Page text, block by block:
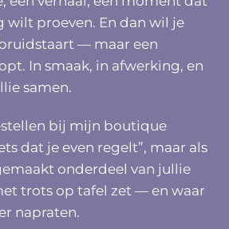
wilt proeven. En dan wil je
— maar een
In smaak, in afwerking, en
samen.
bij mijn boutique
dat je even regelt”, maar als
onderdeel van jullie
trots op tafel zet — en waar
napraten.